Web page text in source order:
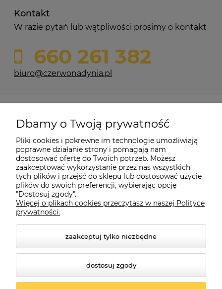
Kontakt
W razie pytań lub wątpliwości prosimy o kontakt
660 261 382
biuro@czerwonadynia.pl
Moje konto
O firmie
Czerwona Dynia|ul. Konarskiego 9a| 66-200 Świebodzin |
Dbamy o Twoją prywatność
Pliki cookies i pokrewne im technologie umożliwiają
poprawne działanie strony i pomagają nam
dostosować ofertę do Twoich potrzeb. Możesz
zaakceptować wykorzystanie przez nas wszystkich
tych plików i przejść do sklepu lub dostosować użycie
plików do swoich preferencji, wybierając opcję
"Dostosuj zgody".
Więcej o plikach cookies przeczytasz w naszej Polityce
prywatności.
zaakceptuj tylko niezbędne
dostosuj zgody